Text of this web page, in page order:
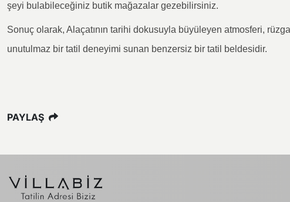
şeyi bulabileceğiniz butik mağazalar gezebilirsiniz.
Sonuç olarak, Alaçatının tarihi dokusuyla büyüleyen atmosferi,
unutulmaz bir tatil deneyimi sunan benzersiz bir tatil beldesidir.
PAYLAŞ